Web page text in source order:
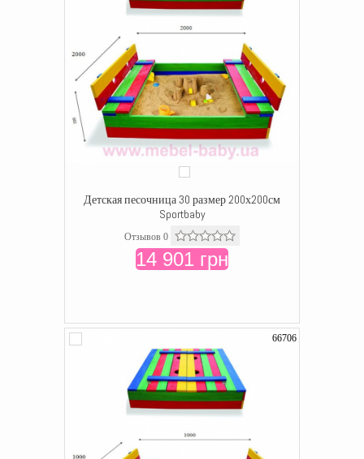
Детская песочница 30 размер 200х200см
Sportbaby
Отзывов 0
14 901 грн
66706